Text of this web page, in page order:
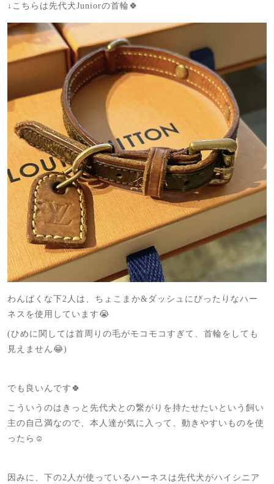
↓こちらは先代犬Juniorの首輪🍀
わんぱくな下2人は、ちょこまか&ダッシュにぴったりなハー
ネスを使用しています😭
(ひめに関しては首周りの毛がモコモコすぎて、首輪をしても
見えません😂)
でも良いんです🍀
こういうのはきっと先代犬との繋がりを持たせたいという飼い
主の自己満なので、本人達が気に入って、動きやすいものを使
ったら☺️
因みに、下の2人が使っているハーネスは先代犬がハイシニア